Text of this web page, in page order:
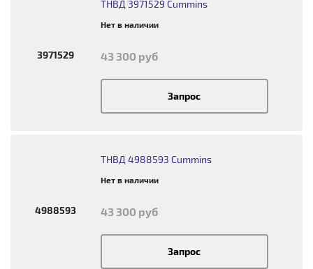
3971529
ТНВД 3971529 Cummins
Нет в наличии
43 300 руб
Запрос
4988593
ТНВД 4988593 Cummins
Нет в наличии
43 300 руб
Запрос